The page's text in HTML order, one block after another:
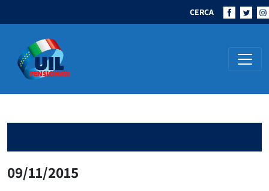
CERCA
Navigazione principale
09/11/2015